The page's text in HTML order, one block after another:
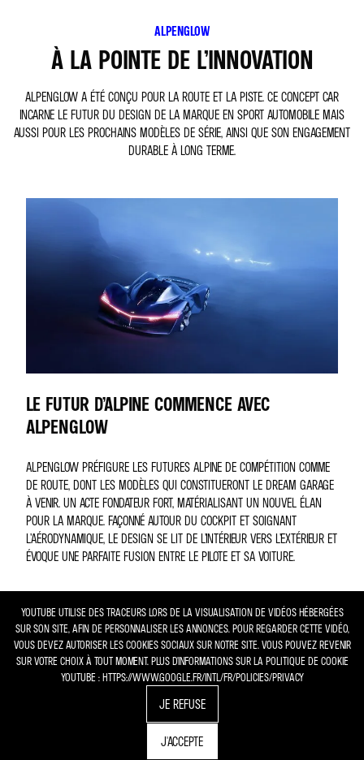
ALPENGLOW
À LA POINTE DE L’INNOVATION
ALPENGLOW A ÉTÉ CONÇU POUR LA ROUTE ET LA PISTE. CE CONCEPT CAR
INCARNE LE FUTUR DU DESIGN DE LA MARQUE EN SPORT AUTOMOBILE MAIS
AUSSI POUR LES PROCHAINS MODÈLES DE SÉRIE, AINSI QUE SON ENGAGEMENT
DURABLE À LONG TERME.
LE FUTUR D’ALPINE COMMENCE AVEC
ALPENGLOW
ALPENGLOW PRÉFIGURE LES FUTURES ALPINE DE COMPÉTITION COMME
DE ROUTE, DONT LES MODÈLES QUI CONSTITUERONT LE DREAM GARAGE
À VENIR. UN ACTE FONDATEUR FORT, MATÉRIALISANT UN NOUVEL ÉLAN
POUR LA MARQUE. FAÇONNÉ AUTOUR DU COCKPIT ET SOIGNANT
L’AÉRODYNAMIQUE, LE DESIGN SE LIT DE L’INTÉRIEUR VERS L’EXTÉRIEUR ET
ÉVOQUE UNE PARFAITE FUSION ENTRE LE PILOTE ET SA VOITURE.
YOUTUBE UTILISE DES TRACEURS LORS DE LA VISUALISATION DE VIDÉOS HÉBERGÉES
SUR SON SITE, AFIN DE PERSONNALISER LES ANNONCES. POUR REGARDER CETTE VIDÉO,
VOUS DEVEZ AUTORISER LES COOKIES SOCIAUX SUR NOTRE SITE. VOUS POUVEZ REVENIR
SUR VOTRE CHOIX À TOUT MOMENT. PLUS D'INFORMATIONS SUR LA POLITIQUE DE COOKIE
YOUTUBE : HTTPS://WWW.GOOGLE.FR/INTL/FR/POLICIES/PRIVACY
JE REFUSE
J'ACCEPTE